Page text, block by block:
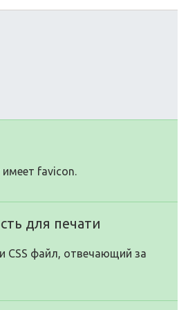
favicon.
для печати
файл, отвечающий за